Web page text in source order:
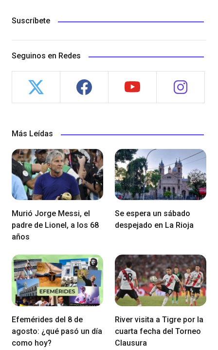
Suscríbete
Seguinos en Redes
Más Leídas
Murió Jorge Messi, el
padre de Lionel, a los 68
años
Se espera un sábado
despejado en La Rioja
Efemérides del 8 de
agosto: ¿qué pasó un día
como hoy?
River visita a Tigre por la
cuarta fecha del Torneo
Clausura